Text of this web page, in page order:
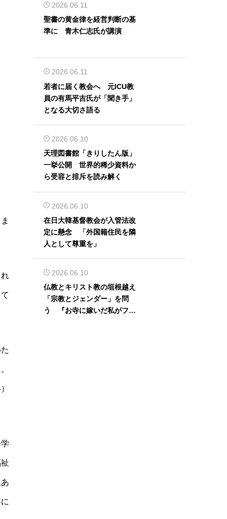
2026.06.11
聖書の黄金律を経営判断の基
準に 青木仁志氏が講演
2026.06.11
若者に届く教会へ 元ICU教
員の有馬平吉氏が「聞き手」
となる大切さ語る
2026.06.10
天理図書館「きりしたん版」
一挙公開 世界的稀少資料か
ら受容と排斥を読み解く
2026.06.10
在日大韓基督教会が入管法改
定に懸念 「外国籍住民を隣
人として尊重を」
2026.06.10
仏教とキリスト教の垣根越え
「宗教とジェンダー」を問
う 『お寺に嫁いだ私がフェ